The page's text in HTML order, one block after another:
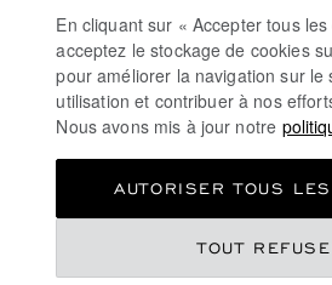
RETOURS & ÉCHANGES
ACCUEIL JOAILLERIE
BOUCLES D'OREILLES HAPPY
LOCALISATION
CHANGER DE PAYS
En cliquant sur « Accepter tous
acceptez le stockage de cookies
pour améliorer la navigation sur le
utilisation et contribuer à nos
Nous avons mis à jour notre
TOUT
AUTORISER TOUS